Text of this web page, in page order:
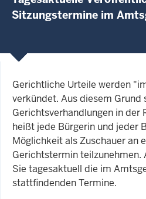
Sitzungstermine im
Gerichtliche Urteile werden
verkündet. Aus diesem Grund
Gerichtsverhandlungen in der
heißt jede Bürgerin und jeder
Möglichkeit als Zuschauer an
Gerichtstermin teilzunehmen.
Sie tagesaktuell die im
stattfindenden Termine.